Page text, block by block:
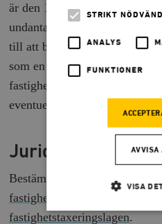
är den 1 procent. Skogsmark
undantagna. Många
till att beskatta kommersiella
som en sorts
fastigheter beskattas med
eventuellt
Juridiskt
Bestämmelserna finns i
fastighetsavgift
fastighetstaxeringslagen.
STRIKT
ANALYS
FUNKTIONER
AVVISA
VISA